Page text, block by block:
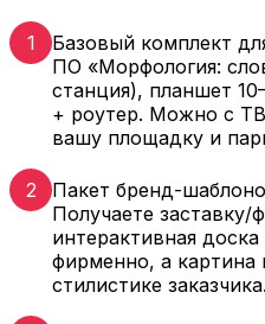
1
Базовый комплект
ПО «Морфология:
станция), планшет
+ роутер. Можно с
вашу площадку и
2
Пакет бренд-
Получаете
интерактивная
фирменно, а картина
стилистике заказчика.